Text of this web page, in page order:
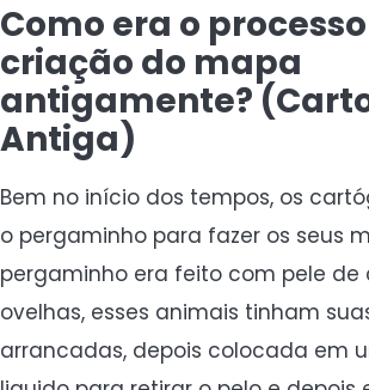
Como era o
criação do mapa
antigamente?
Antiga)
Bem no início dos tempos, os
o pergaminho para fazer os seus
pergaminho era feito com pele de
ovelhas, esses animais tinham
arrancadas, depois colocada em